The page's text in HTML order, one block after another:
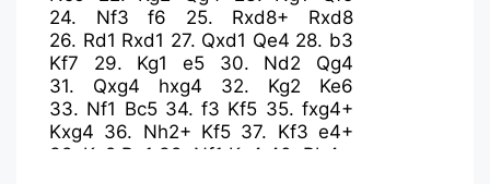
24. Nf3 f6 25. Rxd8+
Rxd8
26. Rd1 Rxd1 27. Qxd1 Qe4 28. b3
Kf7
29. Kg1 e5 30. Nd2
Qg4
31. Qxg4 hxg4 32. Kg2
Ke6
33. Nf1 Bc5 34.f3 Kf5 35.fxg4+
Kxg4 36. Nh2+ Kf5 37. Kf3 e4+
38. Ke2 Bg1 39. Nf1 Kg4 40. Bb4